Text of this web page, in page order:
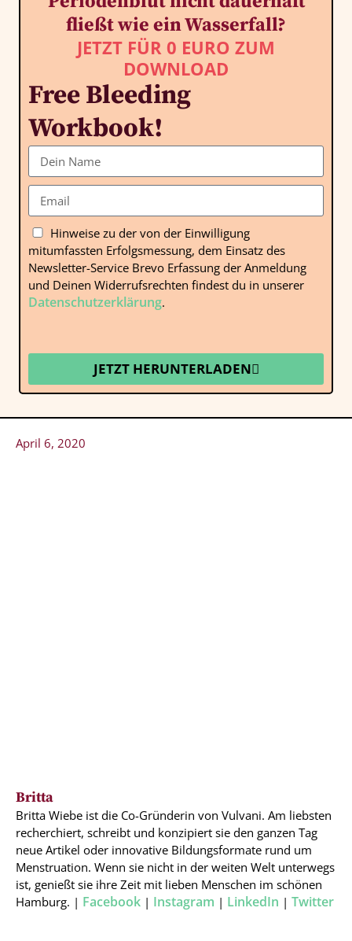
fließt wie ein Wasserfall?
JETZT FÜR 0 EURO ZUM
DOWNLOAD
Free Bleeding
Workbook!
Hinweise zu der von der Einwilligung
mitumfassten Erfolgsmessung, dem Einsatz des
Newsletter-Service Brevo Erfassung der Anmeldung
und Deinen Widerrufsrechten findest du in unserer
Datenschutzerklärung.
JETZT HERUNTERLADEN
April 6, 2020
Britta
Britta Wiebe ist die Co-Gründerin von Vulvani. Am liebsten
recherchiert, schreibt und konzipiert sie den ganzen Tag
neue Artikel oder innovative Bildungsformate rund um
Menstruation. Wenn sie nicht in der weiten Welt unterwegs
ist, genießt sie ihre Zeit mit lieben Menschen im schönen
Hamburg. | Facebook | Instagram | LinkedIn | Twitter